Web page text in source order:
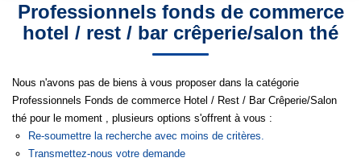
FAIRE GÉRER
NOTRE AGENCE
Qui Sommes-Nous
Sélectionnez...
Type de bien
Surface min
Créer une alerte
Professionnels fonds de commerce
hotel / rest / bar crêperie/salon thé
Nous n'avons pas de biens à vous proposer dans la catégorie
Professionnels Fonds de commerce Hotel / Rest / Bar Crêperie/Salon
thé pour le moment , plusieurs options s'offrent à vous :
Re-soumettre la recherche avec moins de critères.
Transmettez-nous votre demande